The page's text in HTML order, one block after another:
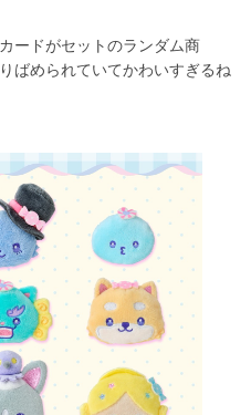
ードがセットのランダム商
ばめられていてかわいすぎるね